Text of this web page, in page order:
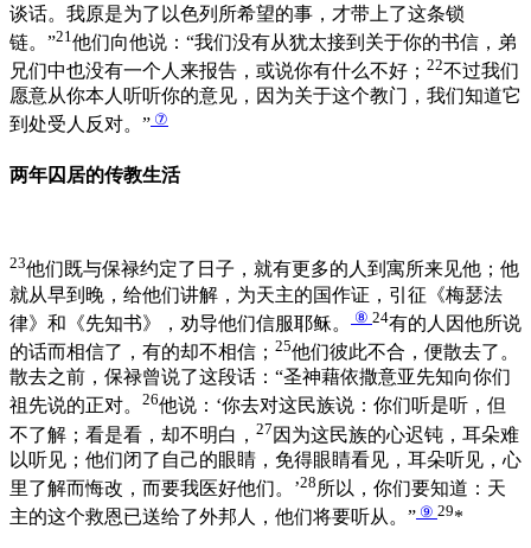
谈话。我原是为了以色列所希望的事，才带上了这条锁
链。”21 他们向他说：“我们没有从犹太接到关于你的书信，弟
兄们中也没有一个人来报告，或说你有什么不好； 22不过我们
愿意从你本人听听你的意见，因为关于这个教门，我们知道它
到处受人反对。” ⑦
两年囚居的传教生活
23他们既与保禄约定了日子，就有更多的人到寓所来见他；他
就从早到晚，给他们讲解，为天主的国作证，引征《梅瑟法
律》和《先知书》，劝导他们信服耶稣。
⑧ 24有的人因他所说
的话而相信了，有的却不相信； 25他们彼此不合，便散去了。
散去之前，保禄曾说了这段话：“圣神藉依撒意亚先知向你们
祖先说的正对。 26他说：‘你去对这民族说：你们听是听，但
不了解；看是看，却不明白， 27 因为这民族的心迟钝，耳朵难
以听见；他们闭了自己的眼睛，免得眼睛看见，耳朵听见，心
里了解而悔改，而要我医好他们。’28 所以，你们要知道：天
主的这个救恩已送给了外邦人，他们将要听从。” ⑨ 29*